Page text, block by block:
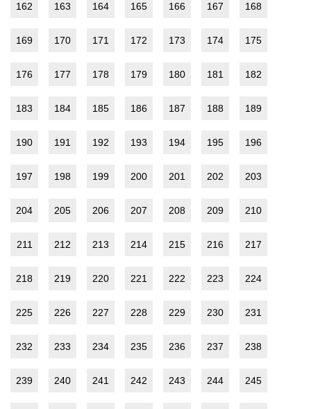
162 163 164 165 166 167 168
169 170 171 172 173 174 175
176 177 178 179 180 181 182
183 184 185 186 187 188 189
190 191 192 193 194 195 196
197 198 199 200 201 202 203
204 205 206 207 208 209 210
211 212 213 214 215 216 217
218 219 220 221 222 223 224
225 226 227 228 229 230 231
232 233 234 235 236 237 238
239 240 241 242 243 244 245